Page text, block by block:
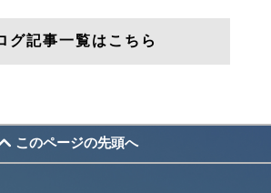
グ記事一覧はこちら
このページの先頭へ